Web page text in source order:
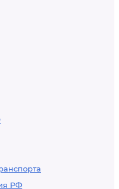
РФ